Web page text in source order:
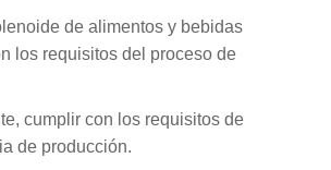
de alimentos y bebidas
los requisitos del proceso de
cumplir con los requisitos de
de producción.